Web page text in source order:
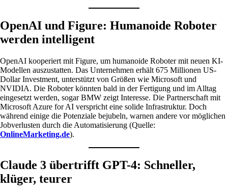
OpenAI und Figure: Humanoide Roboter
werden intelligent
OpenAI kooperiert mit Figure, um humanoide Roboter mit neuen KI-
Modellen auszustatten. Das Unternehmen erhält 675 Millionen US-
Dollar Investment, unterstützt von Größen wie Microsoft und
NVIDIA. Die Roboter könnten bald in der Fertigung und im Alltag
eingesetzt werden, sogar BMW zeigt Interesse. Die Partnerschaft mit
Microsoft Azure for AI verspricht eine solide Infrastruktur. Doch
während einige die Potenziale bejubeln, warnen andere vor möglichen
Jobverlusten durch die Automatisierung (Quelle:
OnlineMarketing.de).
Claude 3 übertrifft GPT-4: Schneller,
klüger, teurer